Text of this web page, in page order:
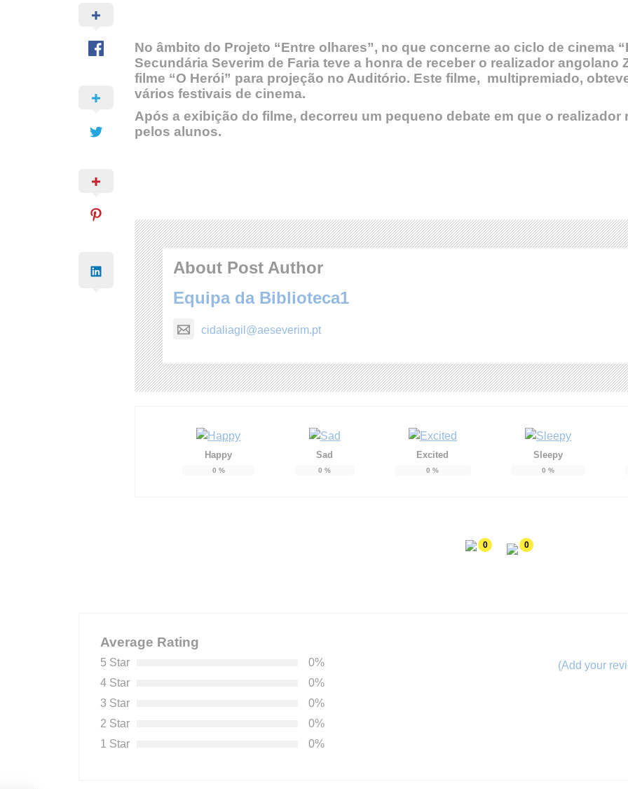
No âmbito do Projeto “Entre olhares”, no que concerne ao ciclo de cinema
Secundária Severim de Faria teve a honra de receber o realizador
filme “O Herói” para projeção no Auditório. Este filme, multipremiado,
vários festivais de cinema.
Após a exibição do filme, decorreu um pequeno debate em que o
pelos alunos.
About Post Author
Equipa da Biblioteca1
cidaliagil@aeseverim.pt
Happy
0 %
Sad
0 %
Excited
0 %
Sleepy
0 %
0 0
Average Rating
5 Star
0%
4 Star
0%
3 Star
0%
2 Star
0%
1 Star
0%
(Add your